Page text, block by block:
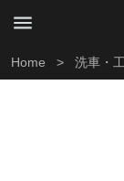
Home > 洗車・